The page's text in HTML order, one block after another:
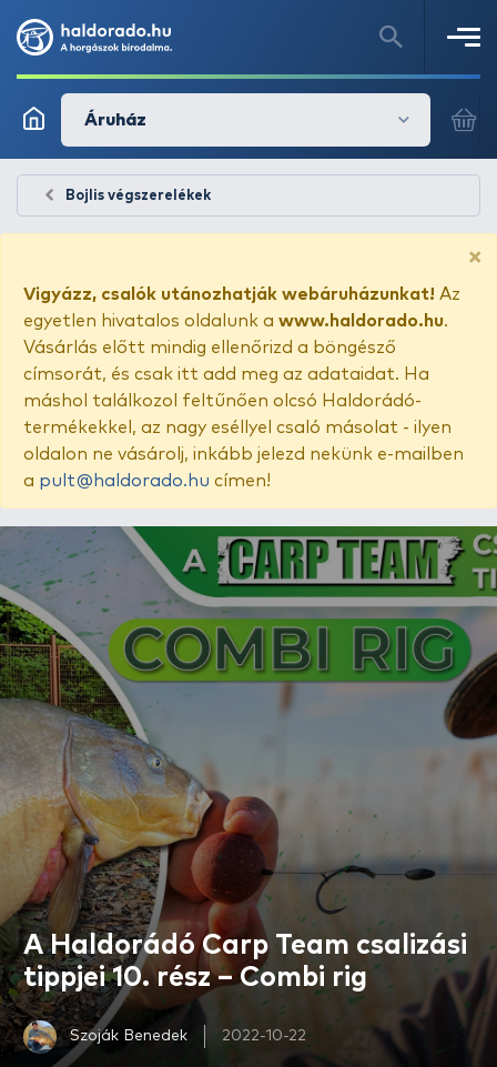
Áruház
Bojlis végszerelékek
×
Vigyázz, csalók utánozhatják webáruházunkat! Az
egyetlen hivatalos oldalunk a www.haldorado.hu.
Vásárlás előtt mindig ellenőrizd a böngésző
címsorát, és csak itt add meg az adataidat. Ha
máshol találkozol feltűnően olcsó Haldorádó-
termékekkel, az nagy eséllyel csaló másolat - ilyen
oldalon ne vásárolj, inkább jelezd nekünk e-mailben
a pult@haldorado.hu címen!
A Haldorádó Carp Team csalizási
tippjei 10. rész – Combi rig
Szoják Benedek 2022-10-22